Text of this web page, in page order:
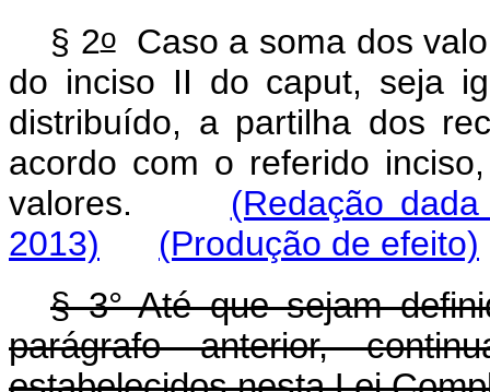
§ 2oCaso a soma dos
do inciso II do caput, seja
distribuído, a partilha dos
acordo com o referido
valores.
(Redação
2013)
(Produção de efeito)
§ 3° Até que sejam
parágrafo anterior,